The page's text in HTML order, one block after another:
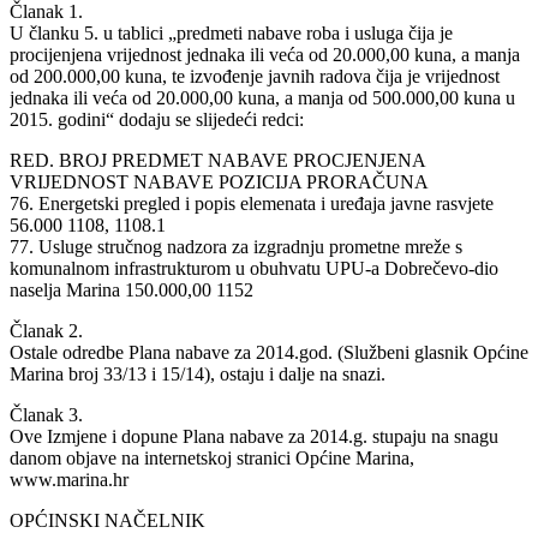
Članak 1.
U članku 5. u tablici „predmeti nabave roba i usluga čija je
procijenjena vrijednost jednaka ili veća od 20.000,00 kuna, a manja
od 200.000,00 kuna, te izvođenje javnih radova čija je vrijednost
jednaka ili veća od 20.000,00 kuna, a manja od 500.000,00 kuna u
2015. godini“ dodaju se slijedeći redci:
RED. BROJ PREDMET NABAVE PROCJENJENA
VRIJEDNOST NABAVE POZICIJA PRORAČUNA
76. Energetski pregled i popis elemenata i uređaja javne rasvjete
56.000 1108, 1108.1
77. Usluge stručnog nadzora za izgradnju prometne mreže s
komunalnom infrastrukturom u obuhvatu UPU-a Dobrečevo-dio
naselja Marina 150.000,00 1152
Članak 2.
Ostale odredbe Plana nabave za 2014.god. (Službeni glasnik Općine
Marina broj 33/13 i 15/14), ostaju i dalje na snazi.
Članak 3.
Ove Izmjene i dopune Plana nabave za 2014.g. stupaju na snagu
danom objave na internetskoj stranici Općine Marina,
www.marina.hr
OPĆINSKI NAČELNIK